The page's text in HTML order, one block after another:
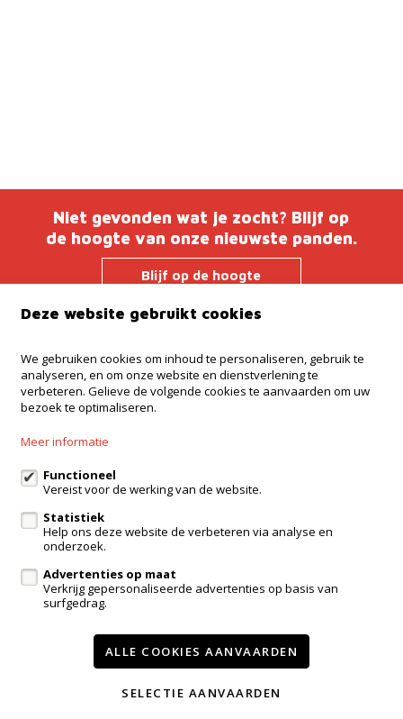
Niet gevonden wat je zocht? Blijf op
de hoogte van onze nieuwste panden.
Blijf op de hoogte
Kantoor Ninove
Onderwijslaan 45, 9400 Ninove
Kantoor Dilbeek
Kantoor Kampenhout
Zeypestraat 52B, Kampenhout
eigenaarslogin
Te koop Te huur Referenties
Onze diensten
Wijzig cookie voorkeuren
privacy powered by Whise
Deze website gebruikt cookies
We gebruiken cookies om inhoud te personaliseren, gebruik te
analyseren, en om onze website en dienstverlening te
verbeteren. Gelieve de volgende cookies te aanvaarden om uw
bezoek te optimaliseren.
Meer informatie
Functioneel
Vereist voor de werking van de website.
Statistiek
Help ons deze website de verbeteren via analyse en
onderzoek.
Advertenties op maat
Verkrijg gepersonaliseerde advertenties op basis van
surfgedrag.
ALLE COOKIES AANVAARDEN
SELECTIE AANVAARDEN